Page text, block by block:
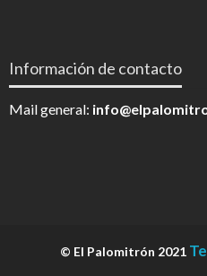
Información de contacto
Mail general:
© El Palomitrón 2021